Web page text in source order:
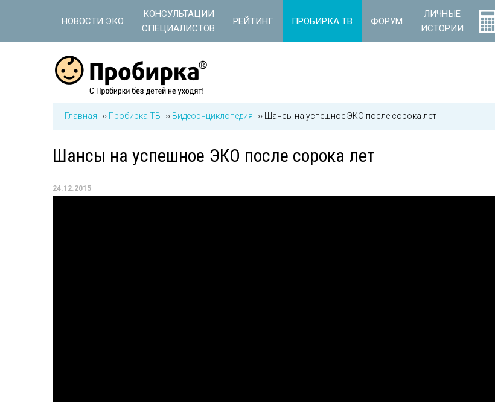
НОВОСТИ ЭКО
КОНСУЛЬТАЦИИ
СПЕЦИАЛИСТОВ
РЕЙТИНГ ПРОБИРКА ТВ ФОРУМ
ЛИЧНЫЕ
ИСТОРИИ
Главная ›› Пробирка ТВ ›› Видеоэнциклопедия ›› Шансы на успешное ЭКО после сорока лет
Шансы на успешное ЭКО после сорока лет
24.12.2015